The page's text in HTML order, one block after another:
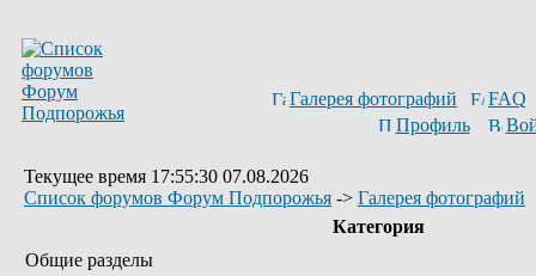
Галерея фотографий
FAQ
Профиль
Текущее время 17:55:30 07.08.2026
Список форумов Форум Подпорожья -> Галерея фотографий
Категория
Общие разделы